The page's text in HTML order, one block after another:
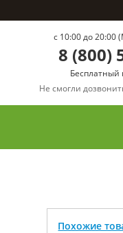
c 10:00 до 20:00
8 (800)
Бесплатный
Не смогли
Похожие